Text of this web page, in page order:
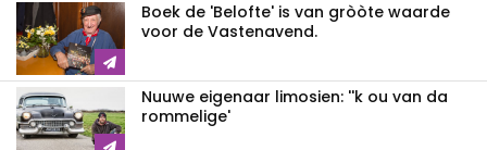
Boek de 'Belofte' is van gròòte waarde
voor de Vastenavend.
Nuuwe eigenaar limosien: ''k ou van da
rommelige'